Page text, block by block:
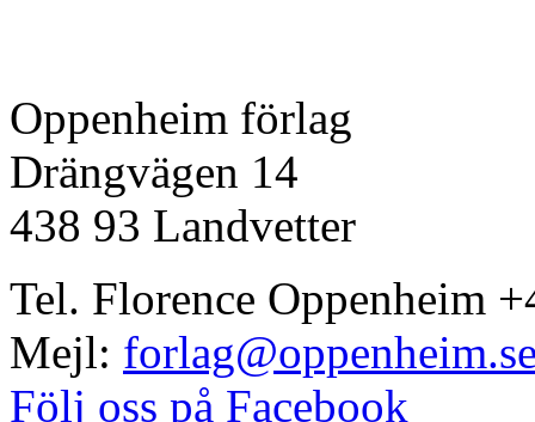
Oppenheim förlag
Drängvägen 14
438 93 Landvetter
Tel. Florence Oppenheim
Mejl:
Följ oss på Facebook